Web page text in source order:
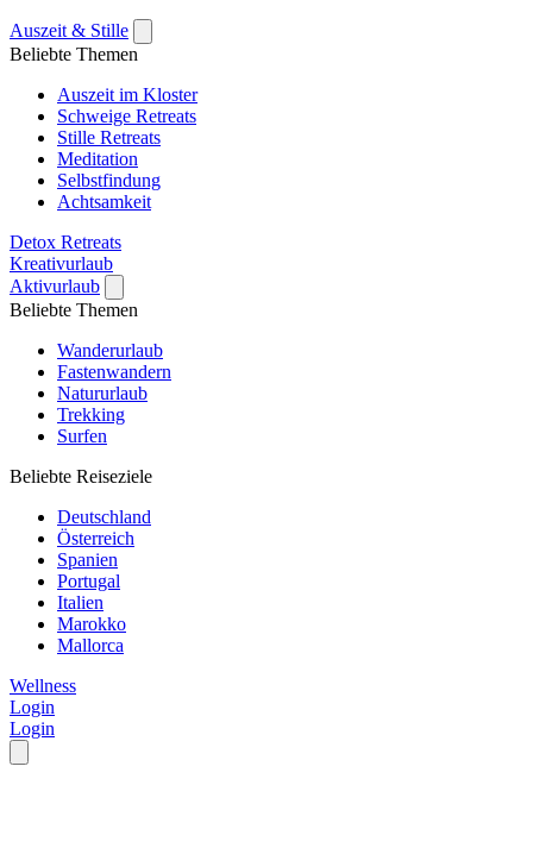
Auszeit & Stille
Beliebte Themen
Auszeit im Kloster
Schweige Retreats
Stille Retreats
Meditation
Selbstfindung
Achtsamkeit
Detox Retreats
Kreativurlaub
Aktivurlaub
Beliebte Themen
Wanderurlaub
Fastenwandern
Natururlaub
Trekking
Surfen
Beliebte Reiseziele
Deutschland
Österreich
Spanien
Portugal
Italien
Marokko
Mallorca
Wellness
Login
Login